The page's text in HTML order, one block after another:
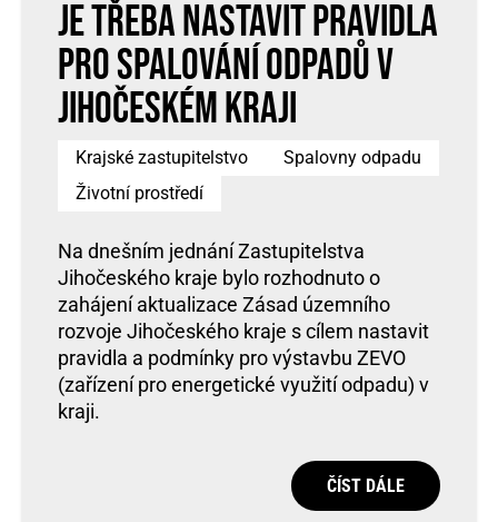
Je třeba nastavit pravidla
pro spalování odpadů v
Jihočeském kraji
Krajské zastupitelstvo
Spalovny odpadu
Životní prostředí
Na dnešním jednání Zastupitelstva
Jihočeského kraje bylo rozhodnuto o
zahájení aktualizace Zásad územního
rozvoje Jihočeského kraje s cílem nastavit
pravidla a podmínky pro výstavbu ZEVO
(zařízení pro energetické využití odpadu) v
kraji.
ČÍST DÁLE